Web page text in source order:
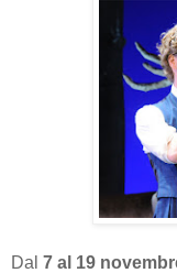
Dal 7 al 19